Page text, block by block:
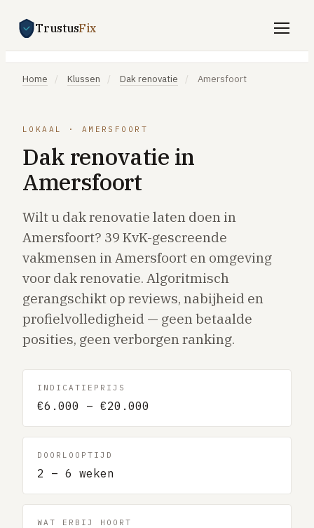
TrustusFix
Gratis offertes aanvragen
Klussen
SPOED 24/7
CV-storing
Warmtepomp-storing
Lekkage
Daklekkage
Afvoer verstopt
Gaslucht
Stroom uitgevallen
Buitengesloten
VERBOUW
Badkamer renovatie
Dakkapel plaatsen
Dak renovatie
TUIN
Home / Klussen / Dak renovatie / Amersfoort
LOKAAL · AMERSFOORT
Dak renovatie in
Amersfoort
Wilt u dak renovatie laten doen in
Amersfoort? 39 KvK-gescreende
vakmensen in Amersfoort en omgeving
voor dak renovatie. Algoritmisch
gerangschikt op reviews, nabijheid en
profielvolledigheid — geen betaalde
posities, geen verborgen ranking.
INDICATIEPRIJS
€6.000 – €20.000
DOORLOOPTIJD
2 – 6 weken
WAT ERBIJ HOORT